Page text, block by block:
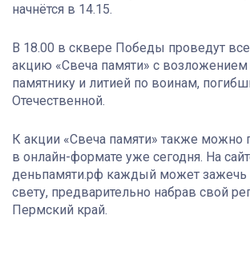
начнётся в 14.15.
В 18.00 в сквере Победы проведут
акцию «Свеча памяти» с
памятнику и литией по воинам,
Отечественной.
К акции «Свеча памяти» также можно
в онлайн-формате уже сегодня. На
деньпамяти.рф каждый может зажечь
свету, предварительно набрав свой
Пермский край.